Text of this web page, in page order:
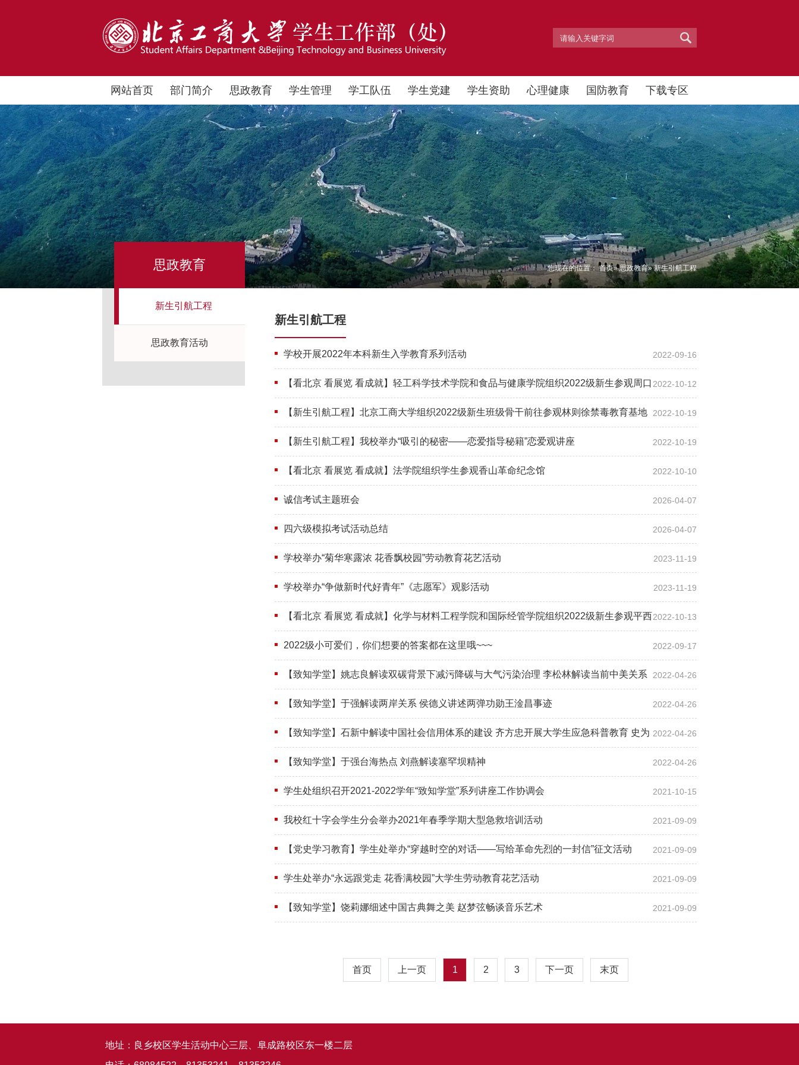
网站首页 部门简介 思政教育 学生管理 学工队伍 学生党建 学生资助 心理健康 国防教育 下载专区
您现在的位置：首页»思政教育» 新生引航工程
思政教育
新生引航工程
思政教育活动
新生引航工程
2022-09-16
学校开展2022年本科新生入学教育系列活动
2022-10-12
【看北京 看展览 看成就】轻工科学技术学院和食品与健康学院组织2022级新生参观周口
店遗址
2022-10-19
【新生引航工程】北京工商大学组织2022级新生班级骨干前往参观林则徐禁毒教育基地
福州新馆
2022-10-19
【新生引航工程】我校举办“吸引的秘密——恋爱指导秘籍”恋爱观讲座
2022-10-10
【看北京 看展览 看成就】法学院组织学生参观香山革命纪念馆
2026-04-07
诚信考试主题班会
2026-04-07
四六级模拟考试活动总结
2023-11-19
学校举办“菊华寒露浓 花香飘校园”劳动教育花艺活动
2023-11-19
学校举办“争做新时代好青年”《志愿军》观影活动
2022-10-13
【看北京 看展览 看成就】化学与材料工程学院和国际经管学院组织2022级新生参观平西
抗日战争纪念馆
2022-09-17
2022级小可爱们，你们想要的答案都在这里哦~~~
2022-04-26
【致知学堂】姚志良解读双碳背景下减污降碳与大气污染治理 李松林解读当前中美关系
现状与未来走势
2022-04-26
【致知学堂】于强解读两岸关系 侯德义讲述两弹功勋王淦昌事迹
2022-04-26
【致知学堂】石新中解读中国社会信用体系的建设 齐方忠开展大学生应急科普教育 史为
磊解读中华传统文化视角下的中国特色社会主义
2022-04-26
【致知学堂】于强台海热点 刘燕解读塞罕坝精神
2021-10-15
学生处组织召开2021-2022学年“致知学堂”系列讲座工作协调会
2021-09-09
我校红十字会学生分会举办2021年春季学期大型急救培训活动
2021-09-09
【党史学习教育】学生处举办“穿越时空的对话——写给革命先烈的一封信”征文活动
2021-09-09
学生处举办“永远跟党走 花香满校园”大学生劳动教育花艺活动
2021-09-09
【致知学堂】饶莉娜细述中国古典舞之美 赵梦弦畅谈音乐艺术
首页 上一页 1 2 3 下一页 末页
地址：良乡校区学生活动中心三层、阜成路校区东一楼二层